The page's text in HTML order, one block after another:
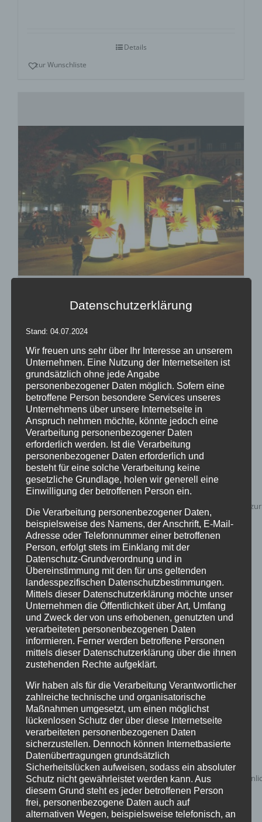
Details
zur Wunschliste
Inflatables AIRPALM
Details
zur Wunschliste
Inflatables AIRTULIP
Details
Datenschutzerklärung
Stand: 04.07.2024
Wir freuen uns sehr über Ihr Interesse an unserem
Unternehmen. Eine Nutzung der Internetseiten ist
grundsätzlich ohne jede Angabe
personenbezogener Daten möglich. Sofern eine
betroffene Person besondere Services unseres
Unternehmens über unsere Internetseite in
Anspruch nehmen möchte, könnte jedoch eine
Verarbeitung personenbezogener Daten
erforderlich werden. Ist die Verarbeitung
personenbezogener Daten erforderlich und
besteht für eine solche Verarbeitung keine
gesetzliche Grundlage, holen wir generell eine
Einwilligung der betroffenen Person ein.
Die Verarbeitung personenbezogener Daten,
beispielsweise des Namens, der Anschrift, E-Mail-
Adresse oder Telefonnummer einer betroffenen
Person, erfolgt stets im Einklang mit der
Datenschutz-Grundverordnung und in
Übereinstimmung mit den für uns geltenden
landesspezifischen Datenschutzbestimmungen.
Mittels dieser Datenschutzerklärung möchte unser
Unternehmen die Öffentlichkeit über Art, Umfang
und Zweck der von uns erhobenen, genutzten und
verarbeiteten personenbezogenen Daten
informieren. Ferner werden betroffene Personen
mittels dieser Datenschutzerklärung über die ihnen
zustehenden Rechte aufgeklärt.
Wir haben als für die Verarbeitung Verantwortlicher
zahlreiche technische und organisatorische
Maßnahmen umgesetzt, um einen möglichst
lückenlosen Schutz der über diese Internetseite
verarbeiteten personenbezogenen Daten
sicherzustellen. Dennoch können Internetbasierte
Datenübertragungen grundsätzlich
Sicherheitslücken aufweisen, sodass ein absoluter
Schutz nicht gewährleistet werden kann. Aus
diesem Grund steht es jeder betroffenen Person
frei, personenbezogene Daten auch auf
alternativen Wegen, beispielsweise telefonisch, an